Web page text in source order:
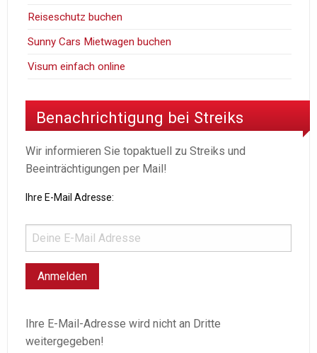
Reiseschutz buchen
Sunny Cars Mietwagen buchen
Visum einfach online
Benachrichtigung bei Streiks
Wir informieren Sie topaktuell zu Streiks und
Beeinträchtigungen per Mail!
Ihre E-Mail Adresse:
Ihre E-Mail-Adresse wird nicht an Dritte
weitergegeben!